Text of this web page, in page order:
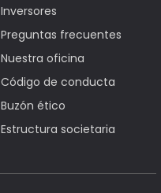
Inversores
Preguntas frecuentes
Nuestra oficina
Código de conducta
Buzón ético
Estructura societaria